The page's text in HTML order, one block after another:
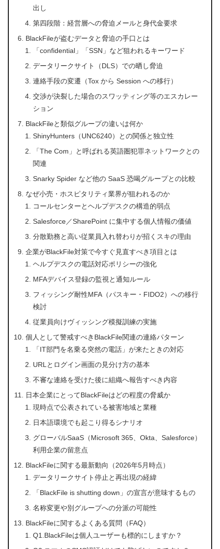
出し
第四段階：経営層への脅迫メールと身代金要求
BlackFileが盗むデータと脅迫の手口とは
「confidential」「SSN」など狙われるキーワード
データリークサイト（DLS）での晒し脅迫
連絡手段の変遷（Tox から Session への移行）
交渉が決裂した場合のスワッティング等のエスカレー
ション
BlackFileと類似グループの違いは何か
ShinyHunters（UNC6240）との関係と独立性
「The Com」と呼ばれる英語圏犯罪ネットワークとの
関連
Snarky Spider など他の SaaS 恐喝グループとの比較
なぜ小売・ホスピタリティ業界が狙われるのか
コールセンターとヘルプデスクの構造的弱点
Salesforce／SharePoint に集中する個人情報の価値
分散勤務と高い従業員入れ替わりが招くスキの理由
企業がBlackFile対策で今すぐ見直すべき項目とは
ヘルプデスクの電話対応ポリシーの強化
MFAデバイス登録の監視と通知ルール
フィッシング耐性MFA（パスキー・FIDO2）への移行
検討
従業員向けヴィッシング模擬訓練の実施
個人として警戒すべきBlackFile関連の連絡パターン
「IT部門を名乗る突然の電話」が来たときの対応
URLとログイン画面の見分け方の基本
不審な連絡を受けた後に組織へ報告すべき内容
日本企業にとってBlackFileはどの程度の脅威か
現時点で公表されている被害地域と業種
日本語環境でも起こり得るシナリオ
グローバルSaaS（Microsoft 365、Okta、Salesforce）
利用企業の留意点
BlackFileに関する最新動向（2026年5月時点）
データリークサイト停止と再出現の経緯
「BlackFile is shutting down」の宣言が意味するもの
名称変更や別グループへの分派の可能性
BlackFileに関するよくある質問（FAQ）
Q1.BlackFileは個人ユーザーも標的にしますか？